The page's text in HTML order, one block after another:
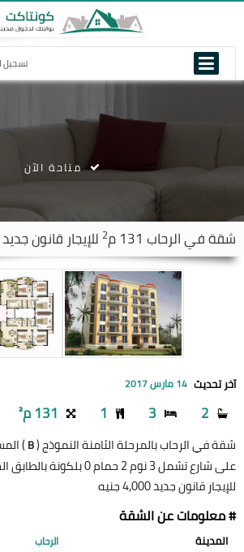
تسجيل
شقة فيالرحاب 2 للإيجار قانون جديد 4,000 ج
متاحة الآن
آخر تحديث 14 مارس 2017
2
3
1 131 م²
شقة في الرحاب بالمرحلة الثامنة النموذج (B
)
على شارع تشمل 3 نوم 2 حمام
للإيجار قانون جديد 4,000 جنيه
# معلومات عن الشقة
المدينة الرحاب